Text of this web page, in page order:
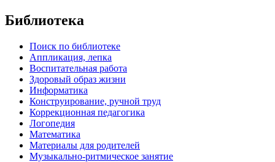
Библиотека
Поиск по библиотеке
Аппликация, лепка
Воспитательная работа
Здоровый образ жизни
Информатика
Конструирование, ручной труд
Коррекционная педагогика
Логопедия
Математика
Материалы для родителей
Музыкально-ритмическое занятие